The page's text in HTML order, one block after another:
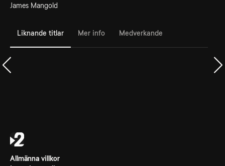
James Mangold
Liknande titlar Mer info Medverkande
Allmänna villkor